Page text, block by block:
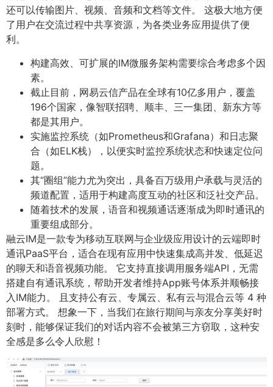
还可以传输图片、视频、音频和文档等文件。 这极大地方便
了用户在交流过程中共享资源，为各类业务应用提供了便
利。
构建高效、可扩展的IM微服务架构需要综合考虑多个因
素。
截止目前，网易云信产品在全球有10亿多用户，覆盖
196个国家，像智联招聘、顺丰、三一集团、新东方等
都是其用户。
实施监控系统（如Prometheus和Grafana）和日志聚
合（如ELK栈），以便实时监控系统状态和快速定位问
题。
其“圈组”能力尤为突出，具备百万级用户承载与灵活的
频道配置，适用于构建高度互动的社区和泛社交产品。
随着技术的发展，语音和视频通话逐渐成为即时通讯的
重要组成部分。
融云IM是一款专为移动互联网与企业级应用设计的云端即时
通讯PaaS平台，适合在现有应用中快速集成高并发、低延迟
的聊天和语音视频功能。 它支持直接调用服务端API，无需
搭建自有通讯系统，帮助开发者维持App账号体系并顺畅接
入IM能力。 且支持公有云、专属云、私有云与混合云等 4 种
部署方式。 想象一下，当我们在旅行期间与亲友分享美好时
刻时，能够保证我们的对话内容不会被第三方窃取，这种安
全感是多么令人欣慰！